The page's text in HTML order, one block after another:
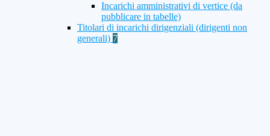
Incarichi amministrativi di vertice (da
pubblicare in tabelle)
Titolari di incarichi dirigenziali (dirigenti non
generali) 7